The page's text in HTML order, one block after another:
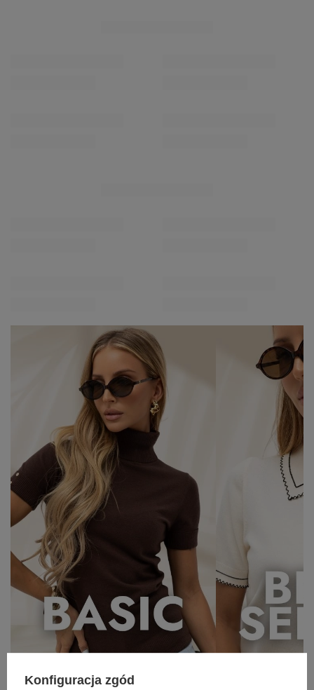
Bordowy damski sweter z kołnierzykiem
74,99 zł
One size
Ecru
NA WESELA I RODZINNE
UROCZYSTOŚCI
Zobacz wszystko
Konfiguracja zgód